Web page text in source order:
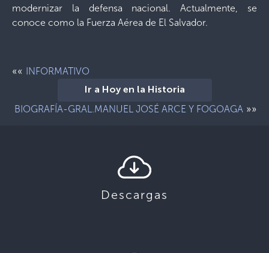
modernizar la defensa nacional. Actualmente, se
conoce como la Fuerza Aérea de El Salvador.
«« INFORMATIVO
Ir a Hoy en la Historia
BIOGRAFÍA-GRAL.MANUEL JOSÉ ARCE Y FOGOAGA »»
Descargas